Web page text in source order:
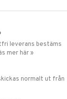
leverans bestäms
mer här »
normalt ut från